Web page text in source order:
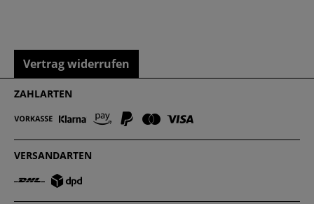
Vertrag widerrufen
ZAHLARTEN
VERSANDARTEN